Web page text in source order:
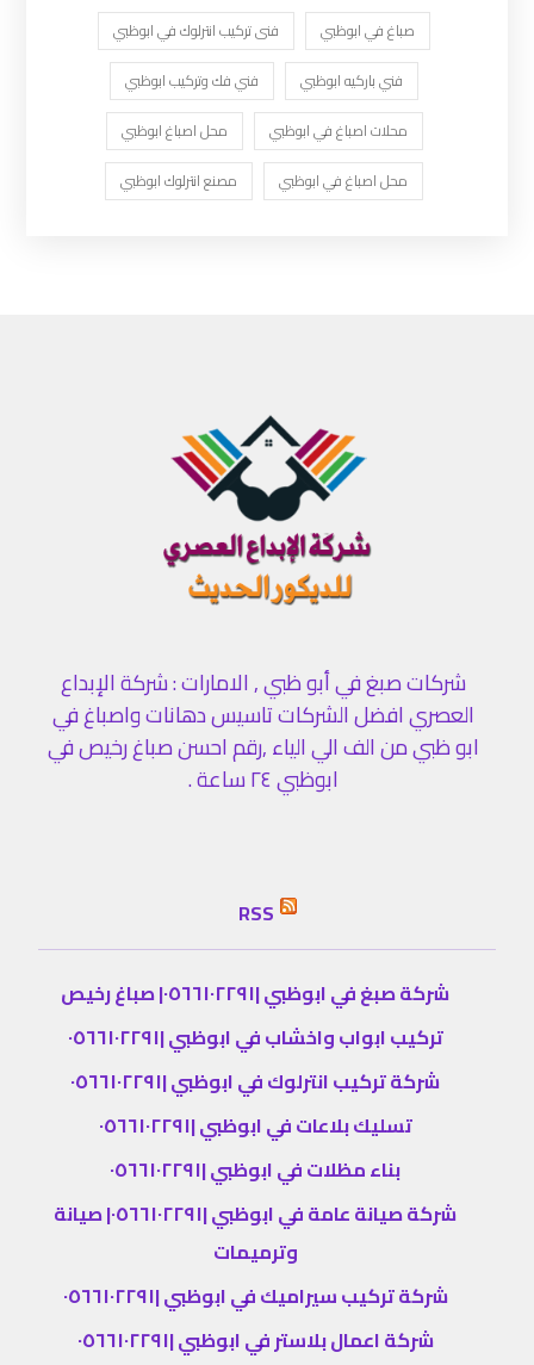
صباغ في ابوظبي
فنى تركيب انترلوك في ابوظبي
فني باركيه ابوظبي
فني فك وتركيب ابوظبي
محلات اصباغ في ابوظبي
محل اصباغ ابوظبي
محل اصباغ في ابوظبي
مصنع انترلوك ابوظبي
شركات صبغ في أبو ظبي , الامارات : شركة الإبداع
العصري افضل الشركات تاسيس دهانات واصباغ في
ابو ظبي من الف الي الياء ,رقم احسن صباغ رخيص في
ابوظبي ٢٤ ساعة .
RSS
شركة صبغ في ابوظبي |٠٥٦٦١٠٢٢٩١| صباغ رخيص
تركيب ابواب واخشاب في ابوظبي |٠٥٦٦١٠٢٢٩١
شركة تركيب انترلوك في ابوظبي |٠٥٦٦١٠٢٢٩١
تسليك بلاعات في ابوظبي |٠٥٦٦١٠٢٢٩١
بناء مظلات في ابوظبي |٠٥٦٦١٠٢٢٩١
شركة صيانة عامة في ابوظبي |٠٥٦٦١٠٢٢٩١| صيانة
وترميمات
شركة تركيب سيراميك في ابوظبي |٠٥٦٦١٠٢٢٩١
شركة اعمال بلاستر في ابوظبي |٠٥٦٦١٠٢٢٩١